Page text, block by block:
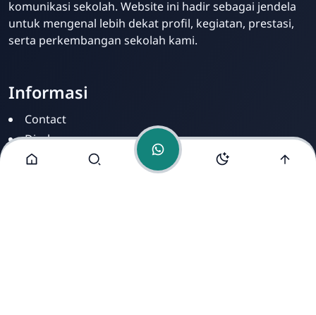
komunikasi sekolah. Website ini hadir sebagai jendela
untuk mengenal lebih dekat profil, kegiatan, prestasi,
serta perkembangan sekolah kami.
Informasi
Contact
Disclamer
Sitemap